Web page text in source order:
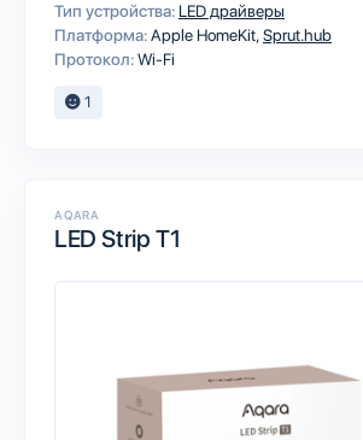
Тип устройства: LED драйверы
Платформа:Apple HomeKitSprut.hub
Протокол:Wi-Fi
1
AQARA
LED Strip T1